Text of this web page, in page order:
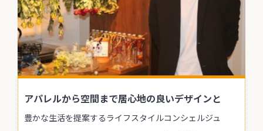
アパレルから空間まで居心地の良いデザインと
豊かな生活を提案するライフスタイルコンシェルジュ